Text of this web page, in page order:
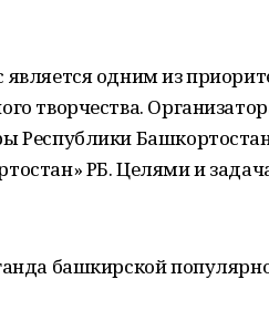
является одним из
творчества.
Республики
РБ. Целями и
башкирской